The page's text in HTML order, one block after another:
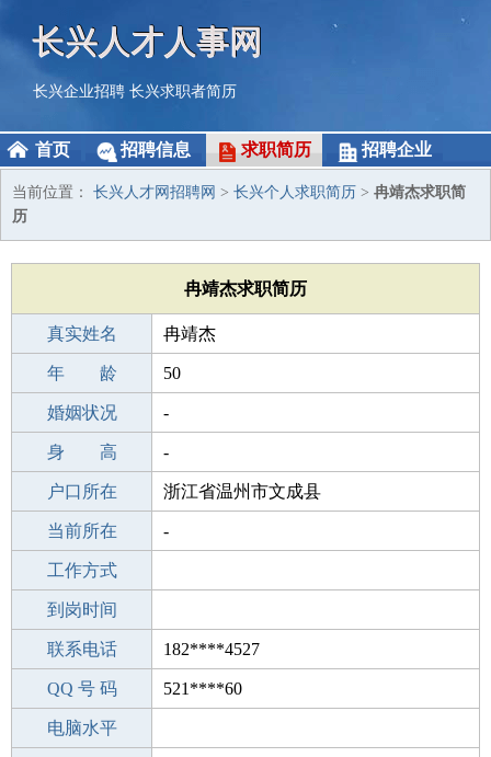
长兴人才人事网
长兴企业招聘 长兴求职者简历
首页 招聘信息 求职简历 招聘企业
当前位置： 长兴人才网招聘网 > 长兴个人求职简历 > 冉靖杰求职简
历
冉靖杰求职简历
真实姓名 冉靖杰
性 别 男
年 龄 50
出生年月 1976-01-16
婚姻状况 -
学 历 高中
身 高 -
毕业学校 邵阳第五中学
户口所在 浙江省温州市文成县
所学专业 -
当前所在 -
工作经验
工作方式
驾 照
到岗时间
期望月薪
联系电话 182****4527
手机号码 182****4527
QQ 号 码 521****60
微信号码
电脑水平